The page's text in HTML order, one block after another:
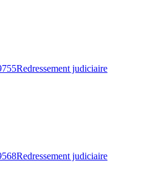
Redressement judiciaire
Redressement judiciaire